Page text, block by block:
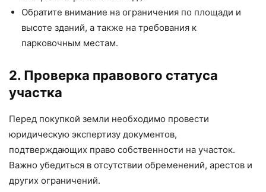
Обратите внимание на ограничения по площади и
высоте зданий, а также на требования к
парковочным местам.
2. Проверка правового статуса
участка
Перед покупкой земли необходимо провести
юридическую экспертизу документов,
подтверждающих право собственности на участок.
Важно убедиться в отсутствии обременений, арестов и
других ограничений.